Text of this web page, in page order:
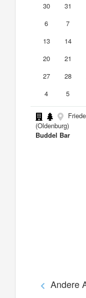
30
31
6
7
13
14
20
21
27
28
4
5
(Oldenburg)
Buddel Bar
Andere